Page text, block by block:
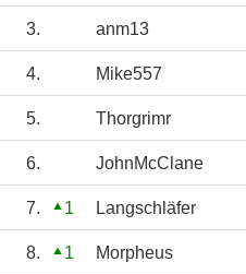
3. anm13
4. Mike557
5. Thorgrimr
6. JohnMcClane
7. 1 Langschläfer
8. 1 Morpheus